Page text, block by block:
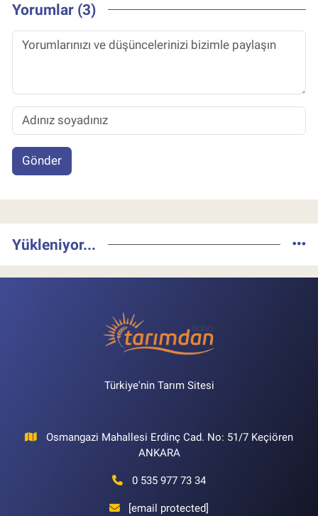
Yorumlar (3)
Gönder
Yükleniyor...
Türkiye'nin Tarım Sitesi
Osmangazi Mahallesi Erdinç Cad. No: 51/7 Keçiören
ANKARA
0 535 977 73 34
[email protected]